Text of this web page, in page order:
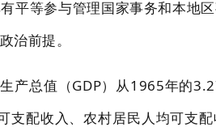
平等参与管理国家事务和本地
治前提。
产总值（GDP）从1965年的
支配收入、农村居民人均可支